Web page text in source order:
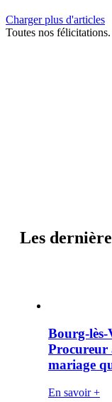
Charger plus d'articles
Toutes nos
Les
Bourg-lès-
Procureur
mariage
En savoir +